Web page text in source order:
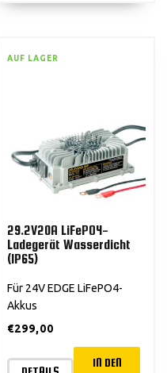
AUF LAGER
29.2V20A LiFePO4-
Ladegerät Wasserdicht
(IP65)
Für 24V EDGE LiFePO4-
Akkus
€299,00
IN DEN